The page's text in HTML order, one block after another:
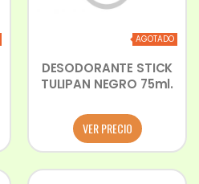
AGOTADO
DESODORANTE STICK
TULIPAN NEGRO 75ml.
VER PRECIO